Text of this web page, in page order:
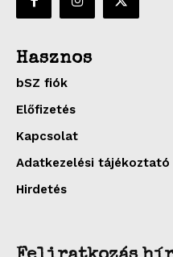
Hasznos
bSZ fiók
Előfizetés
Kapcsolat
Adatkezelési tájékoztató
Hirdetés